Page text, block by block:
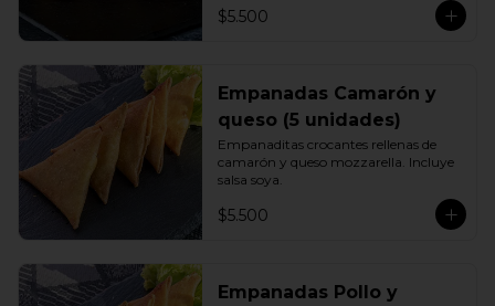
$5.500
Empanadas Camarón y
queso (5 unidades)
Empanaditas crocantes rellenas de
camarón y queso mozzarella. Incluye
salsa soya.
$5.500
Empanadas Pollo y